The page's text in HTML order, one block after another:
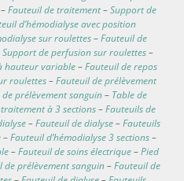
–Fauteuil de traitement–Support de
d’hémodialyse avec position
sur roulettes–Fauteuil de
Support de perfusion sur roulettes–
hauteur variable–Fauteuil de repos
roulettes–Fauteuil de prélèvement
prélèvement sanguin– Table de
à 3 sections–Fauteuils de
–Fauteuil de dialyse–Fauteuils
–Fauteuil d’hémodialyse 3 sections–
–Fauteuil de soins électrique–Pied
de prélèvement sanguin–Fauteuil de